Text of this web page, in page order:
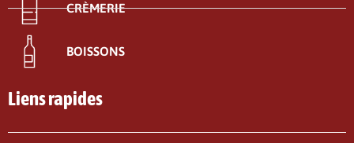
CRÈMERIE
BOISSONS
Liens rapides